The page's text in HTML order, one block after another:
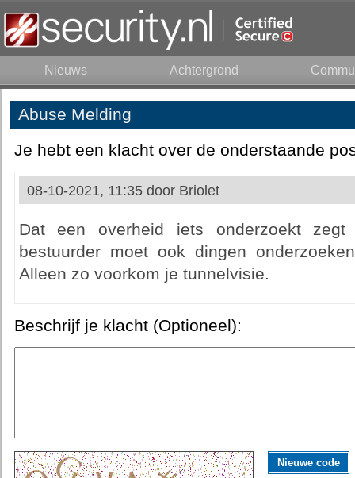
Nieuws Achtergrond
Abuse Melding
Je hebt een klacht over de onderstaande
08-10-2021, 11:35 door Briolet
Dat een overheid iets onderzoekt
bestuurder moet ook dingen
Alleen zo voorkom je tunnelvisie.
Beschrijf je klacht (Optioneel):
Nieuwe code